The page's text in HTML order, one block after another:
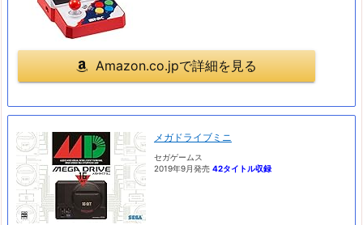
Amazon.co.jpで詳細を見る
メガドライブミニ
セガゲームス
2019年9月発売 42タイトル収録